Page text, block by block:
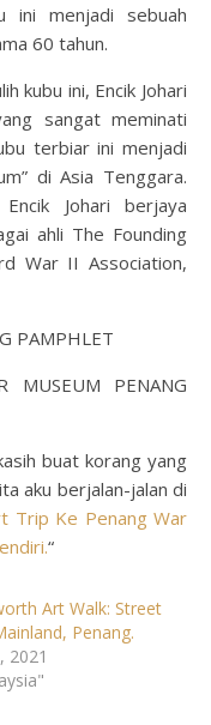
ini menjadi sebuah
60 tahun.
kubu ini, Encik Johari
sangat meminati
terbiar ini menjadi
di Asia Tenggara.
Johari berjaya
ahli The Founding
War II Association,
PAMPHLET
MUSEUM PENANG
buat korang yang
aku berjalan-jalan di
Trip Ke Penang War
“
Art Walk: Street
Penang.
2021